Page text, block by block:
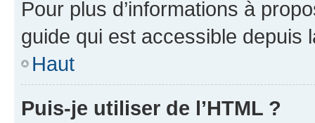
Pour plus d’informations à
guide qui est accessible depuis
Haut
Puis-je utiliser de l’HTML ?